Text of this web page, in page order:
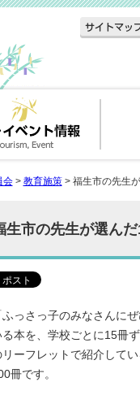
会> 教育施策> 福生市の先生
生市の先生が選ん
ふっさっ子のみなさんに
る本を、学校ごとに15冊
リーフレットで紹介して
冊です。